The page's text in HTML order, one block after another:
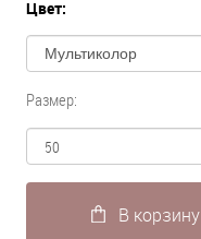
Цвет:
Размер:
В корзину